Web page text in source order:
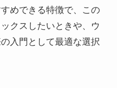
めできる特徴で、この
クスしたいときや、ウ
入門として最適な選択